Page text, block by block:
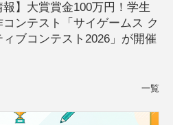
報】大賞賞金100万円！学生
コンテスト「サイゲームス ク
ィブコンテスト2026」が開催
一覧